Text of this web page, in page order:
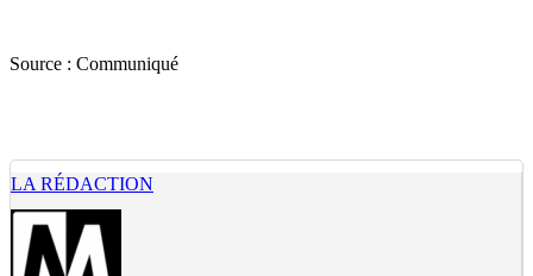
Source : Communiqué
LA RÉDACTION